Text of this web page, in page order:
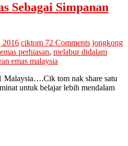
Sebagai Simpanan
2016 ciktom 72 Comments jongkong
perhiasan, melabur didalam
emas malaysia
Malaysia….Cik tom nak share satu
untuk belajar lebih mendalam